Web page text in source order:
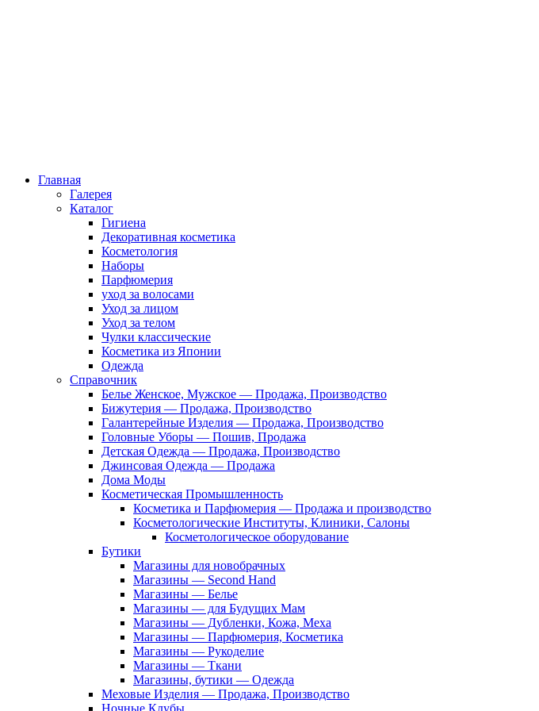
Главная
Галерея
Каталог
Гигиена
Декоративная косметика
Косметология
Наборы
Парфюмерия
уход за волосами
Уход за лицом
Уход за телом
Чулки классические
Косметика из Японии
Одежда
Справочник
Белье Женское, Мужское — Продажа, Производство
Бижутерия — Продажа, Производство
Галантерейные Изделия — Продажа, Производство
Головные Уборы — Пошив, Продажа
Детская Одежда — Продажа, Производство
Джинсовая Одежда — Продажа
Дома Моды
Косметическая Промышленность
Косметика и Парфюмерия — Продажа и производство
Косметологические Институты, Клиники, Салоны
Косметологическое оборудование
Бутики
Магазины для новобрачных
Магазины — Second Hand
Магазины — Белье
Магазины — для Будущих Мам
Магазины — Дубленки, Кожа, Меха
Магазины — Парфюмерия, Косметика
Магазины — Рукоделие
Магазины — Ткани
Магазины, бутики — Одежда
Меховые Изделия — Продажа, Производство
Ночные Клубы